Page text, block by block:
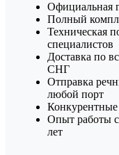
Официальная
Полный
Техническая
специалистов
Доставка по
СНГ
Отправка
любой порт
Конкурентные
Опыт работы
лет